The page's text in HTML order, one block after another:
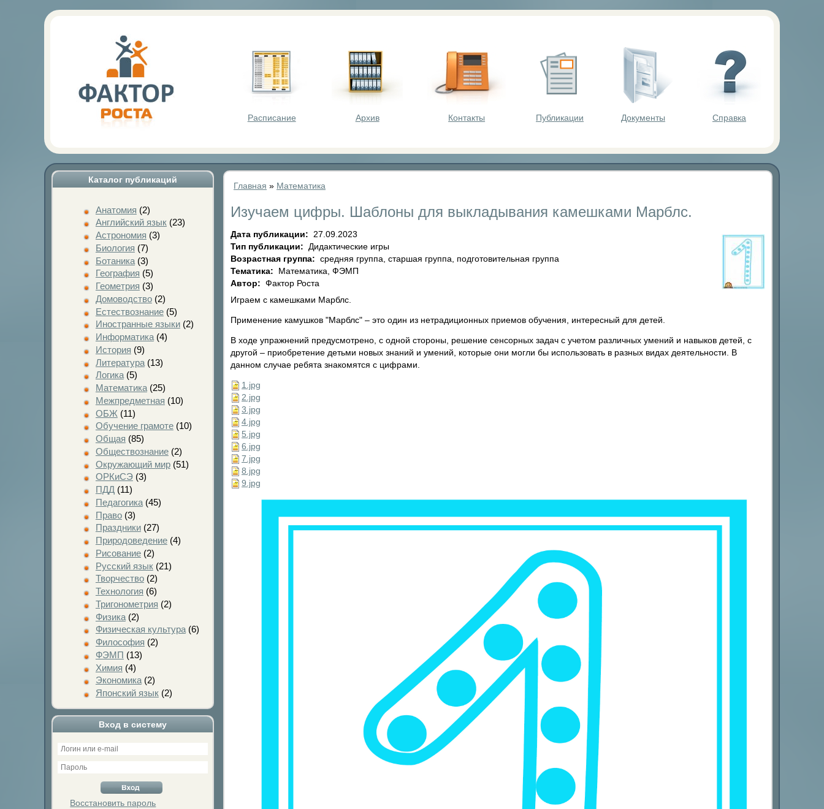
Расписание Архив Контакты Публикации Документы Справка
Каталог публикаций
Анатомия (2)
Английский язык(23)
Астрономия (3)
Биология (7)
Ботаника(3)
География (5)
Геометрия (3)
Домоводство(2)
Естествознание(5)
Иностранные языки(2)
Информатика(4)
История (9)
Литература(13)
Логика(5)
Математика(25)
Межпредметная (10)
ОБЖ (11)
Обучение грамоте(10)
Общая (85)
Обществознание(2)
Окружающий мир(51)
ОРКиСЭ(3)
ПДД (11)
Педагогика(45)
Право(3)
Праздники(27)
Природоведение(4)
Рисование(2)
Русский язык(21)
Творчество(2)
Технология (6)
Тригонометрия (2)
Физика(2)
Физическая культура(6)
Философия (2)
ФЭМП (13)
Химия (4)
Экономика(2)
Японский язык(2)
Вход в систему
Восстановить пароль
Главная » Математика
Изучаем цифры. Шаблоны для выкладывания камешками Марблс.
Дата публикации:
27.09.2023
Тип публикации:
Дидактические игры
Возрастная группа: средняя группа, старшая группа, подготовительная группа
Тематика:
Математика, ФЭМП
Автор: Фактор Роста
Играем с камешками Марблс.
Применение камушков "Марблс" – это один из нетрадиционных приемов обучения, интересный для детей.
В ходе упражнений предусмотрено, с одной стороны, решение сенсорных задач с учетом различных умений и навыков детей, с
другой – приобретение детьми новых знаний и умений, которые они могли бы использовать в разных видах деятельности. В
данном случае ребята знакомятся с цифрами.
1.jpg
2.jpg
3.jpg
4.jpg
5.jpg
6.jpg
7.jpg
8.jpg
9.jpg